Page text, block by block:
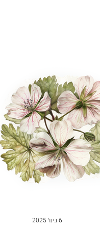
6 בינו׳ 2025